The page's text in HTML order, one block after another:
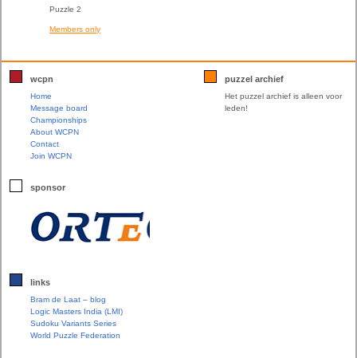
Puzzle 2
Members only
wcpn
Home
Message board
Championships
About WCPN
Contact
Join WCPN
sponsor
links
Bram de Laat – blog
Logic Masters India (LMI)
Sudoku Variants Series
World Puzzle Federation
puzzel archief
Het puzzel archief is alleen voor
leden!